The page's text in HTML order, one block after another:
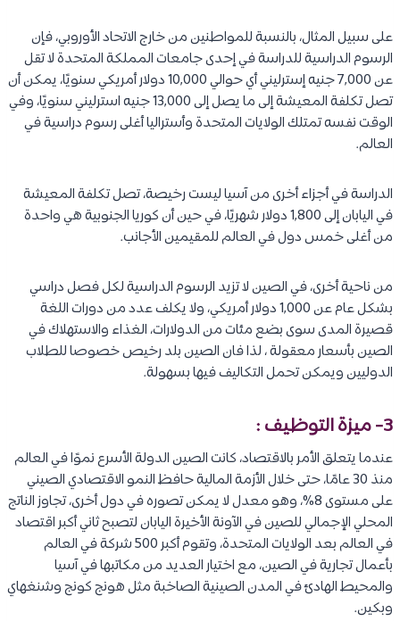
على سبيل المثال، بالنسبة للمواطنين من خارج الاتحاد الأوروبي، فإن
الرسوم الدراسية للدراسة في إحدى جامعات المملكة المتحدة لا تقل
عن 7,000 جنيه إسترليني أي حوالي 10,000 دولار أمريكي سنويًا، يمكن أن
تصل تكلفة المعيشة إلى ما يصل إلى 13,000 جنيه استرليني سنويًا، وفي
الوقت نفسه تمتلك الولايات المتحدة وأستراليا أغلى رسوم دراسية في
العالم.
الدراسة في أجزاء أخرى من آسيا ليست رخيصة، تصل تكلفة المعيشة
في اليابان إلى 1,800 دولار شهريًا، في حين أن كوريا الجنوبية هي واحدة
من أغلى خمس دول في العالم للمقيمين الأجانب.
من ناحية أخرى، في الصين لا تزيد الرسوم الدراسية لكل فصل دراسي
بشكل عام عن 1,000 دولار أمريكي، ولا يكلف عدد من دورات اللغة
قصيرة المدى سوى بضع مئات من الدولارات، الغذاء والاستهلاك في
الصين بأسعار معقولة ، لذا فان الصين بلد رخيص خصوصا للطلاب
الدوليين ويمكن تحمل التكاليف فيها بسهولة.
3- ميزة التوظيف :
عندما يتعلق الأمر بالاقتصاد، كانت الصين الدولة الأسرع نموًا في العالم
منذ 30 عامًا، حتى خلال الأزمة المالية حافظ النمو الاقتصادي الصيني
على مستوى 8%، وهو معدل لا يمكن تصوره في دول أخرى، تجاوز الناتج
المحلي الإجمالي للصين في الآونة الأخيرة اليابان لتصبح ثاني أكبر اقتصاد
في العالم بعد الولايات المتحدة، وتقوم أكبر 500 شركة في العالم
بأعمال تجارية في الصين، مع اختيار العديد من مكاتبها في آسيا
والمحيط الهادئ في المدن الصينية الصاخبة مثل هونج كونج وشنغهاي
وبكين.